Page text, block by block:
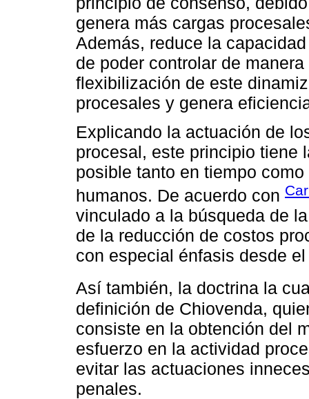
genera más cargas
Además, reduce la
de poder controlar de
flexibilización de este
procesales y genera
Explicando la actuación de
procesal, este principio tiene
posible tanto en tiempo
humanos. De acuerdo con
vinculado a la búsqueda de
de la reducción de costos
con especial énfasis desde
Así también, la doctrina la
definición de Chiovenda,
consiste en la obtención del
esfuerzo en la actividad
evitar las actuaciones
penales.